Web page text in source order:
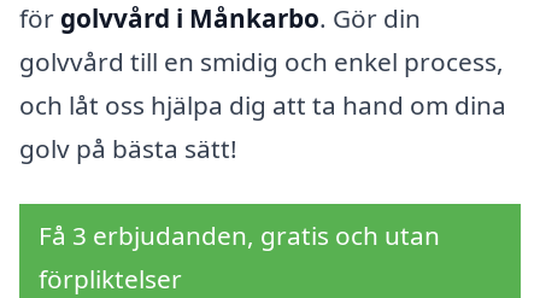
för golvvård i Månkarbo. Gör din
golvvård till en smidig och enkel process,
och låt oss hjälpa dig att ta hand om dina
golv på bästa sätt!
Få 3 erbjudanden, gratis och utan
förpliktelser